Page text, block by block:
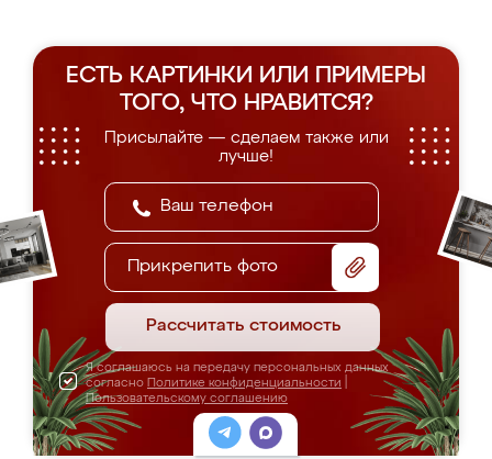
ЕСТЬ КАРТИНКИ ИЛИ ПРИМЕРЫ
ТОГО, ЧТО НРАВИТСЯ?
Присылайте — сделаем также или
лучше!
Прикрепить фото
Рассчитать стоимость
Я соглашаюсь на передачу персональных данных
согласно Политике конфиденциальности
Пользовательскому соглашению